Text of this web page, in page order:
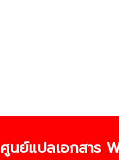
ศูนย์แปลเอกสาร